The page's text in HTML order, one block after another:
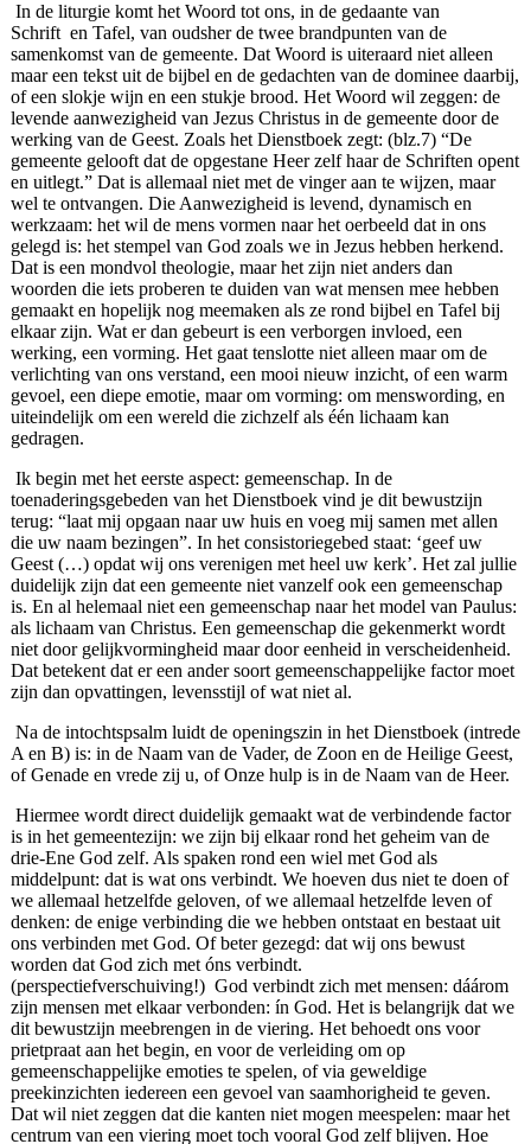
In de liturgie komt het Woord tot ons, in de gedaante van
Schrift en Tafel, van oudsher de twee brandpunten van de
samenkomst van de gemeente. Dat Woord is uiteraard niet alleen
maar een tekst uit de bijbel en de gedachten van de dominee daarbij,
of een slokje wijn en een stukje brood. Het Woord wil zeggen: de
levende aanwezigheid van Jezus Christus in de gemeente door de
werking van de Geest. Zoals het Dienstboek zegt: (blz.7) “De
gemeente gelooft dat de opgestane Heer zelf haar de Schriften opent
en uitlegt.” Dat is allemaal niet met de vinger aan te wijzen, maar
wel te ontvangen. Die Aanwezigheid is levend, dynamisch en
werkzaam: het wil de mens vormen naar het oerbeeld dat in ons
gelegd is: het stempel van God zoals we in Jezus hebben herkend.
Dat is een mondvol theologie, maar het zijn niet anders dan
woorden die iets proberen te duiden van wat mensen mee hebben
gemaakt en hopelijk nog meemaken als ze rond bijbel en Tafel bij
elkaar zijn. Wat er dan gebeurt is een verborgen invloed, een
werking, een vorming. Het gaat tenslotte niet alleen maar om de
verlichting van ons verstand, een mooi nieuw inzicht, of een warm
gevoel, een diepe emotie, maar om vorming: om menswording, en
uiteindelijk om een wereld die zichzelf als één lichaam kan
gedragen.
Ik begin met het eerste aspect: gemeenschap. In de
toenaderingsgebeden van het Dienstboek vind je dit bewustzijn
terug: “laat mij opgaan naar uw huis en voeg mij samen met allen
die uw naam bezingen”. In het consistoriegebed staat: ‘geef uw
Geest (…) opdat wij ons verenigen met heel uw kerk’. Het zal jullie
duidelijk zijn dat een gemeente niet vanzelf ook een gemeenschap
is. En al helemaal niet een gemeenschap naar het model van Paulus:
als lichaam van Christus. Een gemeenschap die gekenmerkt wordt
niet door gelijkvormingheid maar door eenheid in verscheidenheid.
Dat betekent dat er een ander soort gemeenschappelijke factor moet
zijn dan opvattingen, levensstijl of wat niet al.
Na de intochtspsalm luidt de openingszin in het Dienstboek (intrede
A en B) is: in de Naam van de Vader, de Zoon en de Heilige Geest,
of Genade en vrede zij u, of Onze hulp is in de Naam van de Heer.
Hiermee wordt direct duidelijk gemaakt wat de verbindende factor
is in het gemeentezijn: we zijn bij elkaar rond het geheim van de
drie-Ene God zelf. Als spaken rond een wiel met God als
middelpunt: dat is wat ons verbindt. We hoeven dus niet te doen of
we allemaal hetzelfde geloven, of we allemaal hetzelfde leven of
denken: de enige verbinding die we hebben ontstaat en bestaat uit
ons verbinden met God. Of beter gezegd: dat wij ons bewust
worden dat God zich met óns verbindt.
(perspectiefverschuiving!) God verbindt zich met mensen: dáárom
zijn mensen met elkaar verbonden: ín God. Het is belangrijk dat we
dit bewustzijn meebrengen in de viering. Het behoedt ons voor
prietpraat aan het begin, en voor de verleiding om op
gemeenschappelijke emoties te spelen, of via geweldige
preekinzichten iedereen een gevoel van saamhorigheid te geven.
Dat wil niet zeggen dat die kanten niet mogen meespelen: maar het
centrum van een viering moet toch vooral God zelf blijven. Hoe